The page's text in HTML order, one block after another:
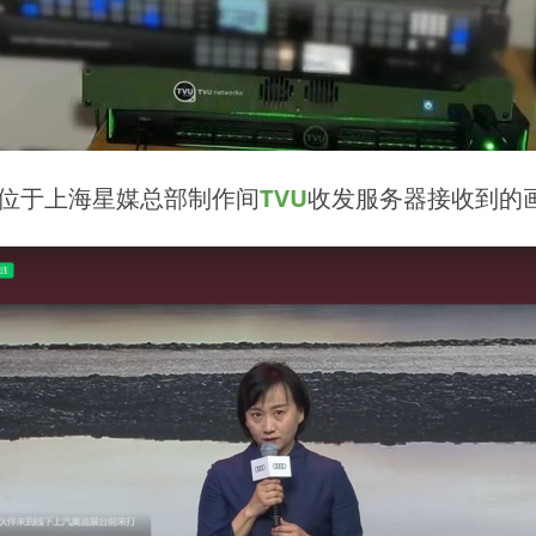
于上海星媒总部制作间TVU收发服务器接收到的